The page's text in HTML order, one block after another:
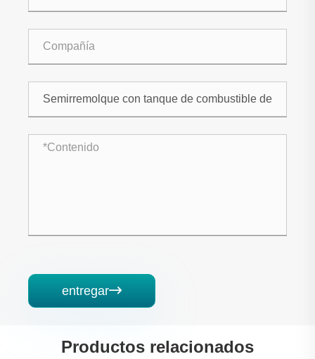
entregar
Productos relacionados